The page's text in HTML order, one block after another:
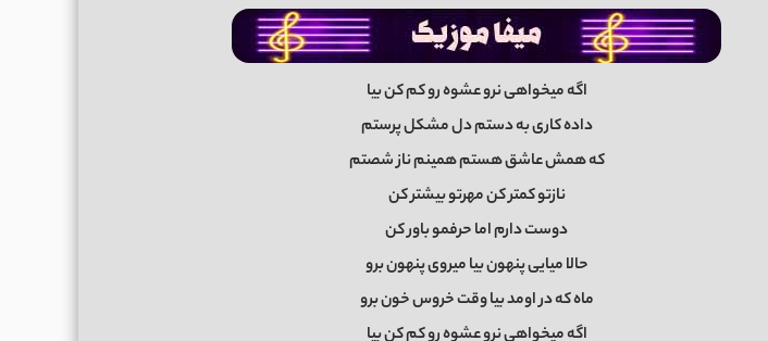
اگه میخواهی نرو عشوه رو کم کن بیا
داده کاری به دستم دل مشکل پرستم
که همش عاشق هستم همینم ناز شصتم
نازتو کمتر کن مهرتو بیشتر کن
دوست دارم اما حرفمو باور کن
حالا میایی پنهون بیا میروی پنهون برو
ماه که در اومد بیا وقت خروس خون برو